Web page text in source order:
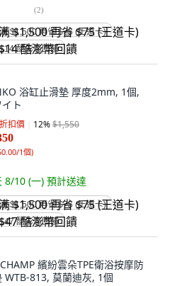
(2)
满 $1,500 再省 $75 (王道卡)
$14 酷澎幣回饋
浴缸止滑墊 厚度2mm, 1個,
ト
扣價 12%$1,550
1個)
8/10 (一) 預計送達
满 $1,500 再省 $75 (王道卡)
$47 酷澎幣回饋
繽紛雲朵TPE衛浴按摩防
WTB-813, 莫蘭迪灰, 1個